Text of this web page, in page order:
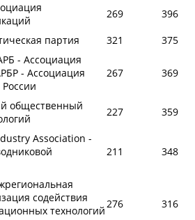
269
396
партия
321
375
- Ассоциация
- Ассоциация
267 369
общественный
227
359
Association -
211 348
содействия
технологий
276 316